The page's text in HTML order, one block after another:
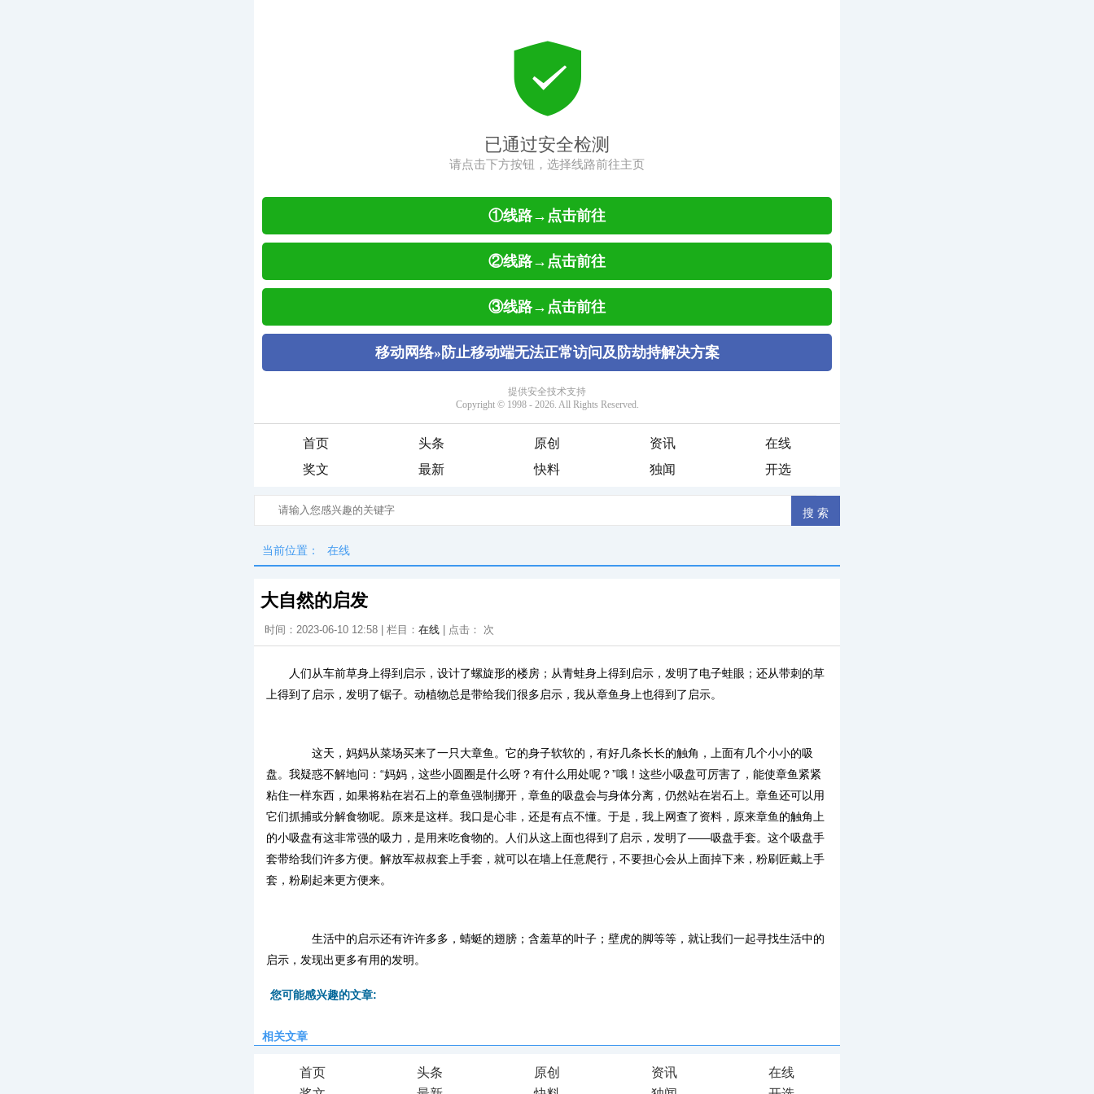
首页 头条 原创 资讯
在线
奖文
最新 快料 独闻 开选
当前位置： 在线
大自然的启发
时间：2023-06-10 12:58 | 栏目： 在线 | 点击： 次
人们从车前草身上得到启示，设计了螺旋形的楼房；从青蛙身上得到启示，发明了电子蛙眼；还从带刺的草
上得到了启示，发明了锯子。动植物总是带给我们很多启示，我从章鱼身上也得到了启示。
这天，妈妈从菜场买来了一只大章鱼。它的身子软软的，有好几条长长的触角，上面有几个小小的吸
盘。我疑惑不解地问：“妈妈，这些小圆圈是什么呀？有什么用处呢？”哦！这些小吸盘可厉害了，能使章鱼紧紧
粘住一样东西，如果将粘在岩石上的章鱼强制挪开，章鱼的吸盘会与身体分离，仍然站在岩石上。章鱼还可以用
它们抓捕或分解食物呢。原来是这样。我口是心非，还是有点不懂。于是，我上网查了资料，原来章鱼的触角上
的小吸盘有这非常强的吸力，是用来吃食物的。人们从这上面也得到了启示，发明了——吸盘手套。这个吸盘手
套带给我们许多方便。解放军叔叔套上手套，就可以在墙上任意爬行，不要担心会从上面掉下来，粉刷匠戴上手
套，粉刷起来更方便来。
生活中的启示还有许许多多，蜻蜓的翅膀；含羞草的叶子；壁虎的脚等等，就让我们一起寻找生活中的
启示，发现出更多有用的发明。
您可能感兴趣的文章:
相关文章
首页 头条 原创 资讯
在线